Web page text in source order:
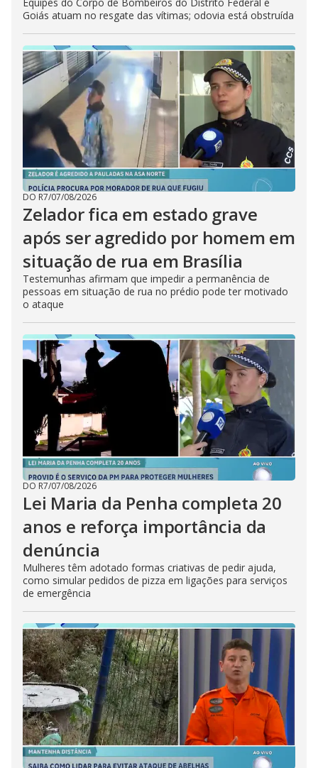
Goiás atuam no resgate das vítimas; odovia está obstruída
DO R7/07/08/2026
Zelador fica em estado grave
após ser agredido por homem em
situação de rua em Brasília
Testemunhas afirmam que impedir a permanência de
pessoas em situação de rua no prédio pode ter motivado
o ataque
DO R7/07/08/2026
Lei Maria da Penha completa 20
anos e reforça importância da
denúncia
Mulheres têm adotado formas criativas de pedir ajuda,
como simular pedidos de pizza em ligações para serviços
de emergência